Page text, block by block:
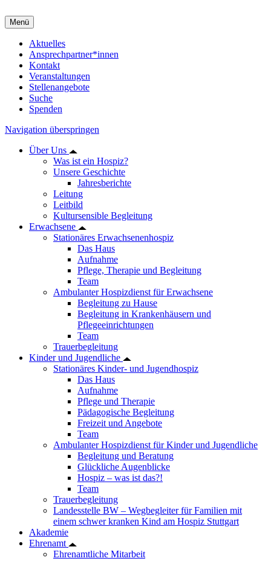
Menü
Aktuelles
Ansprechpartner*innen
Kontakt
Veranstaltungen
Stellenangebote
Suche
Spenden
Navigation überspringen
Über Uns
Was ist ein Hospiz?
Unsere Geschichte
Jahresberichte
Leitung
Leitbild
Kultursensible Begleitung
Erwachsene
Stationäres Erwachsenenhospiz
Das Haus
Aufnahme
Pflege, Therapie und Begleitung
Team
Ambulanter Hospizdienst für Erwachsene
Begleitung zu Hause
Begleitung in Krankenhäusern und
Pflegeeinrichtungen
Team
Trauerbegleitung
Kinder und Jugendliche
Stationäres Kinder- und Jugendhospiz
Das Haus
Aufnahme
Pflege und Therapie
Pädagogische Begleitung
Freizeit und Angebote
Team
Ambulanter Hospizdienst für Kinder und Jugendliche
Begleitung und Beratung
Glückliche Augenblicke
Hospiz – was ist das?!
Team
Trauerbegleitung
Landesstelle BW – Wegbegleiter für Familien mit
einem schwer kranken Kind am Hospiz Stuttgart
Akademie
Ehrenamt
Ehrenamtliche Mitarbeit